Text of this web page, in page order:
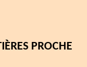
PROCHE